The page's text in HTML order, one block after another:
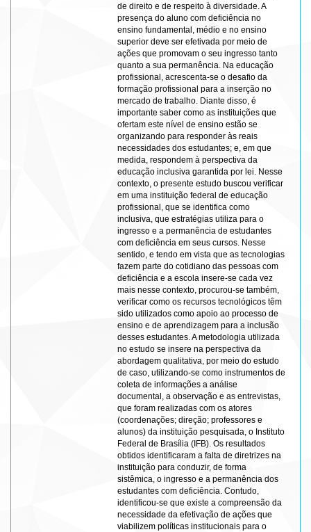
de direito e de respeito à diversidade. A
presença do aluno com deficiência no
ensino fundamental, médio e no ensino
superior deve ser efetivada por meio de
ações que promovam o seu ingresso tanto
quanto a sua permanência. Na educação
profissional, acrescenta-se o desafio da
formação profissional para a inserção no
mercado de trabalho. Diante disso, é
importante saber como as instituições que
ofertam este nível de ensino estão se
organizando para responder às reais
necessidades dos estudantes; e, em que
medida, respondem à perspectiva da
educação inclusiva garantida por lei. Nesse
contexto, o presente estudo buscou verificar
em uma instituição federal de educação
profissional, que se identifica como
inclusiva, que estratégias utiliza para o
ingresso e a permanência de estudantes
com deficiência em seus cursos. Nesse
sentido, e tendo em vista que as tecnologias
fazem parte do cotidiano das pessoas com
deficiência e a escola insere-se cada vez
mais nesse contexto, procurou-se também,
verificar como os recursos tecnológicos têm
sido utilizados como apoio ao processo de
ensino e de aprendizagem para a inclusão
desses estudantes. A metodologia utilizada
no estudo se insere na perspectiva da
abordagem qualitativa, por meio do estudo
de caso, utilizando-se como instrumentos de
coleta de informações a análise
documental, a observação e as entrevistas,
que foram realizadas com os atores
(coordenações; direção; professores e
alunos) da instituição pesquisada, o Instituto
Federal de Brasília (IFB). Os resultados
obtidos identificaram a falta de diretrizes na
instituição para conduzir, de forma
sistêmica, o ingresso e a permanência dos
estudantes com deficiência. Contudo,
identificou-se que existe a compreensão da
necessidade da efetivação de ações que
viabilizem políticas institucionais para o